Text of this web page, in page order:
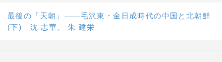
最後の「天朝」――毛沢東・金日成時代の中国と北朝鮮
(下) 沈 志華、 朱 建栄